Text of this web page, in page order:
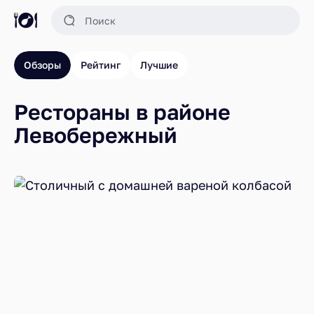
Обзоры Рейтинг Лучшие
Рестораны в районе
Левобережный